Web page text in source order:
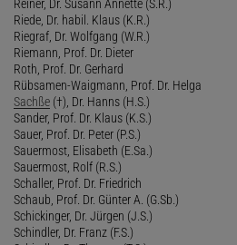
Reiner, Dr. Susann Annette (S.R.)
Riede, Dr. habil. Klaus (K.R.)
Riegraf, Dr. Wolfgang (W.R.)
Riemann, Prof. Dr. Dieter
Roth, Prof. Dr. Gerhard
Rübsamen-Waigmann, Prof. Dr. Helga
Sachße (†), Dr. Hanns (H.S.)
Sander, Prof. Dr. Klaus (K.S.)
Sauer, Prof. Dr. Peter (P.S.)
Sauermost, Elisabeth (E.Sa.)
Sauermost, Rolf (R.S.)
Schaller, Prof. Dr. Friedrich
Schaub, Prof. Dr. Günter A. (G.Sb.)
Schickinger, Dr. Jürgen (J.S.)
Schindler, Dr. Franz (F.S.)